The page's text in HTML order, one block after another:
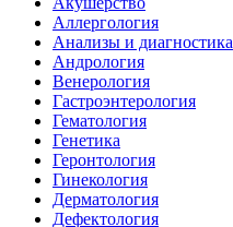
Аллергология
Анализы и диагностика
Андрология
Венерология
Гастроэнтерология
Гематология
Генетика
Геронтология
Гинекология
Дерматология
Дефектология